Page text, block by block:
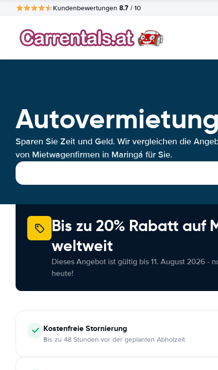
Kundenbewertungen 8.7 / 10
Sparen Sie Zeit und Geld. Wir vergleichen die
von Mietwagenfirmen in Maringá für Sie.
Bis zu 20% Rabatt auf
weltweit
Dieses Angebot ist gültig bis 11. August 2026 -
heute!
KostenfreieStornierung
Bis zu 48 Stunden vor der geplanten Abholzeit